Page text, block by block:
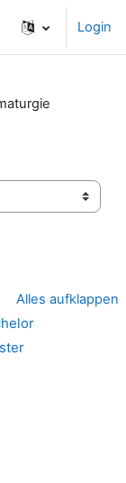
Login
suchen
Alles aufklappen